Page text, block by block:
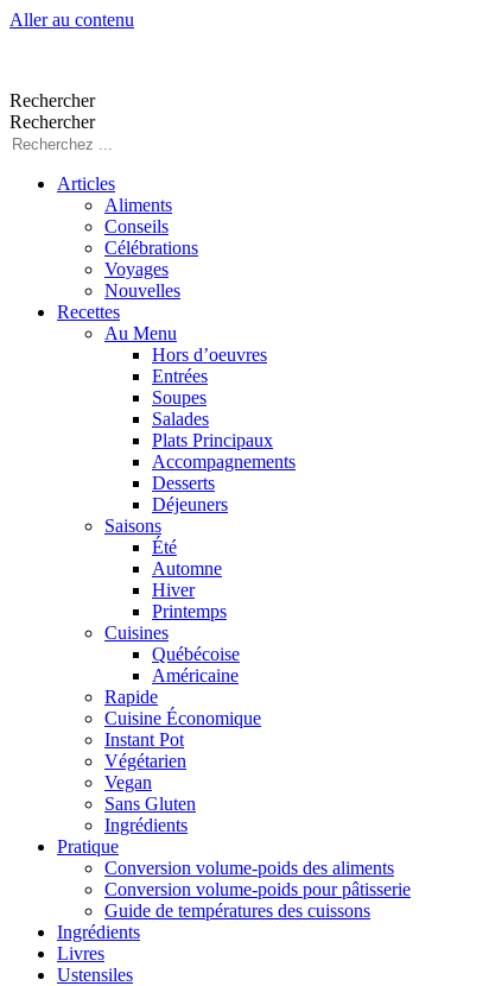
Aller au contenu
Rechercher
Rechercher
Articles
Aliments
Conseils
Célébrations
Voyages
Nouvelles
Recettes
Au Menu
Hors d’oeuvres
Entrées
Soupes
Salades
Plats Principaux
Accompagnements
Desserts
Déjeuners
Saisons
Été
Automne
Hiver
Printemps
Cuisines
Québécoise
Américaine
Rapide
Cuisine Économique
Instant Pot
Végétarien
Vegan
Sans Gluten
Ingrédients
Pratique
Conversion volume-poids des aliments
Conversion volume-poids pour pâtisserie
Guide de températures des cuissons
Ingrédients
Livres
Ustensiles